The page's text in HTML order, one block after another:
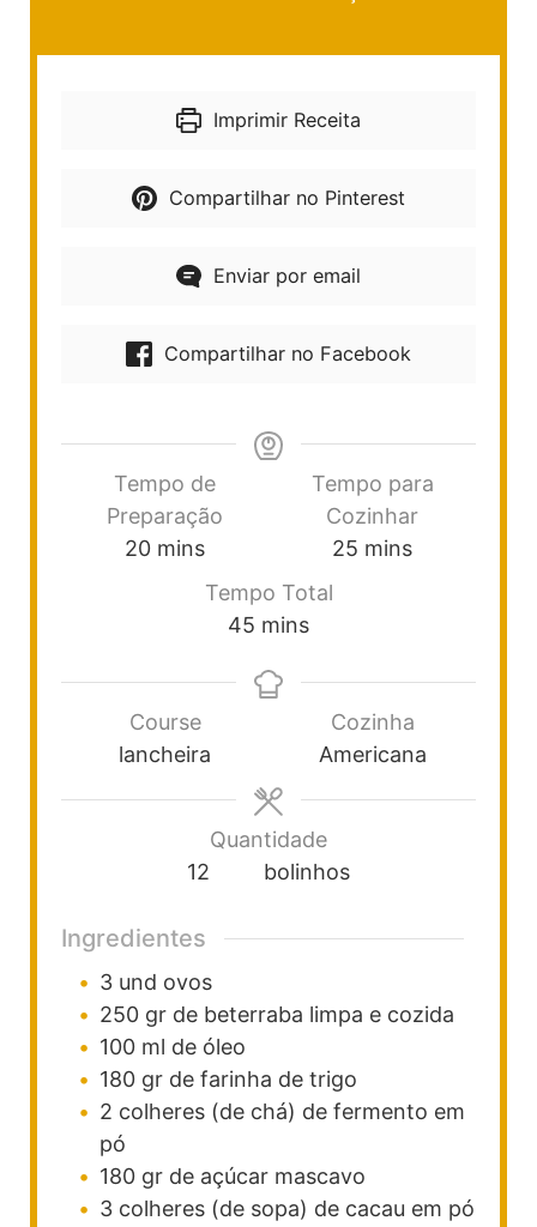
Imprimir Receita
Compartilhar no Pinterest
Enviar por email
Compartilhar no Facebook
Tempo de
Preparação
20 mins
Tempo para
Cozinhar
25 mins
Tempo Total
45 mins
Course
lancheira
Cozinha
Americana
Quantidade
12
bolinhos
Ingredientes
3 und ovos
250 gr de beterraba limpa e cozida
100 ml de óleo
180 gr de farinha de trigo
2 colheres (de chá) de fermento em
pó
180 gr de açúcar mascavo
3 colheres (de sopa) de cacau em pó